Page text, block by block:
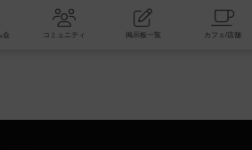
ボードゲーム会 コミュニティ 掲示板一覧